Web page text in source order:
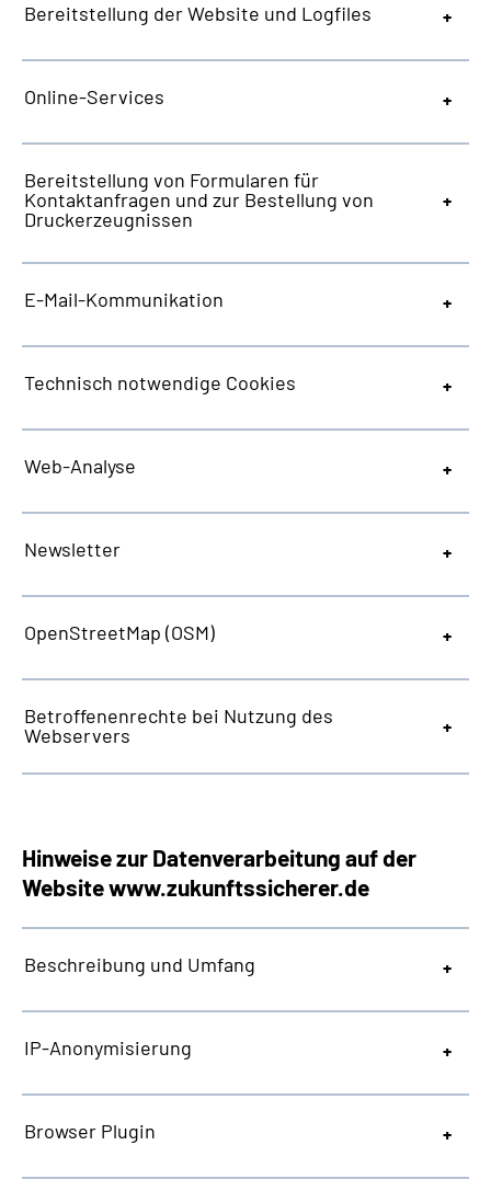
Bereitstellung derWebsite und Logfiles
Online-Services
Bereitstellung von Formularen für
Kontaktanfragen und zur Bestellung von
Druckerzeugnissen
E-Mail-Kommunikation
Technisch notwendige Cookies
Web-Analyse
Newsletter
OpenStreetMap (OSM)
Betroffenenrechte bei Nutzung des
Webservers
Hinweise zur Datenverarbeitung auf der
Websitewww.zukunftssicherer.de
Beschreibung und Umfang
IP-Anonymisierung
Browser Plugin